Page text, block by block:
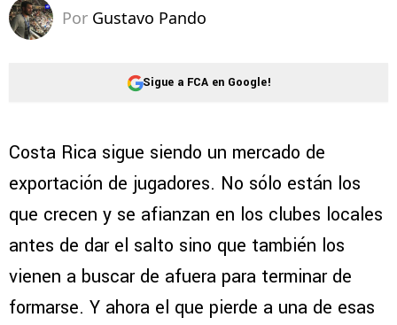
Por Gustavo Pando
Sigue a FCA en Google!
Costa Rica sigue siendo un mercado de
exportación de jugadores. No sólo están los
que crecen y se afianzan en los clubes locales
antes de dar el salto sino que también los
vienen a buscar de afuera para terminar de
formarse. Y ahora el que pierde a una de esas